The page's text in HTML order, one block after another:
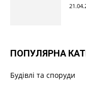
ПОПУЛЯРНА
Будівлі та споруди